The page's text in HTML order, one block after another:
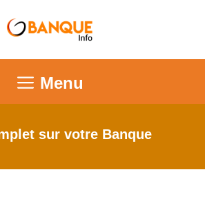
Menu
sur votre Banque